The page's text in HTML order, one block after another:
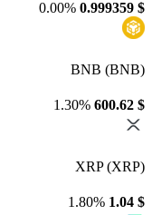
$
0.999359
0.00%
BNB (BNB)
$
600.62
1.30%
XRP (XRP)
$
1.04
1.80%